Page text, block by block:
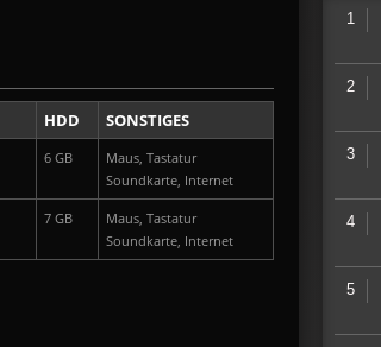
HDD SONSTIGES
6 GB
Maus, Tastatur
Soundkarte, Internet
7 GB
Maus, Tastatur
Soundkarte, Internet
1
2
3
4
5